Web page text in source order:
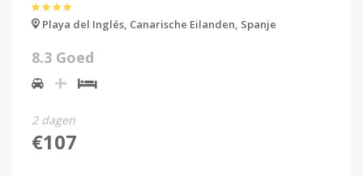
Playa del Inglés, Canarische Eilanden, Spanje
8.3 Goed
2 dagen
€107